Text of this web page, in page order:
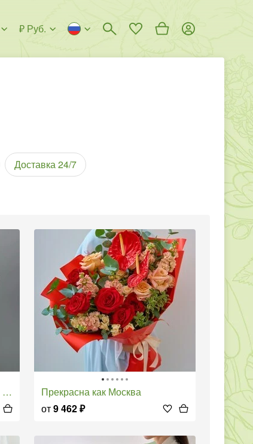
₽ Руб.
Доставка 24/7
Прекрасна как Москва
от9 462₽